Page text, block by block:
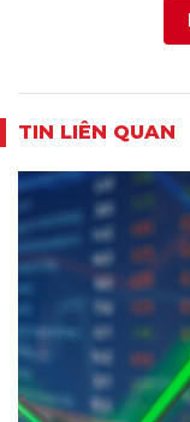
TIN LIÊN QUAN